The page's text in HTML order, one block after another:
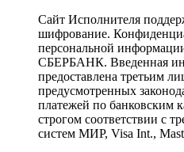
Сайт Исполнителя
шифрование.
персональной
СБЕРБАНК. Введенная
предоставлена третьим
предусмотренных
платежей по банковским
строгом соответствии с
систем МИР, Visa Int.,